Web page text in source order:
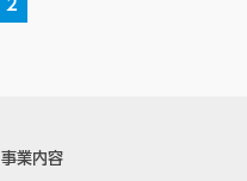
2
事業内容